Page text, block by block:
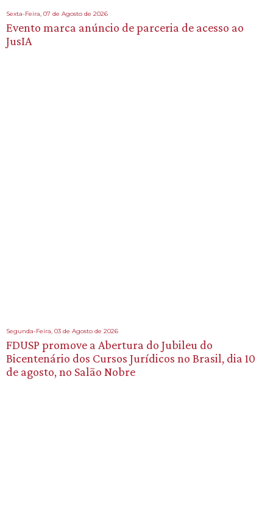
Sexta-Feira, 07 de Agosto de 2026
Evento marca anúncio de parceria de acesso ao
JusIA
Segunda-Feira, 03 de Agosto de 2026
FDUSP promove a Abertura do Jubileu do
Bicentenário dos Cursos Jurídicos no Brasil, dia 10
de agosto, no Salão Nobre